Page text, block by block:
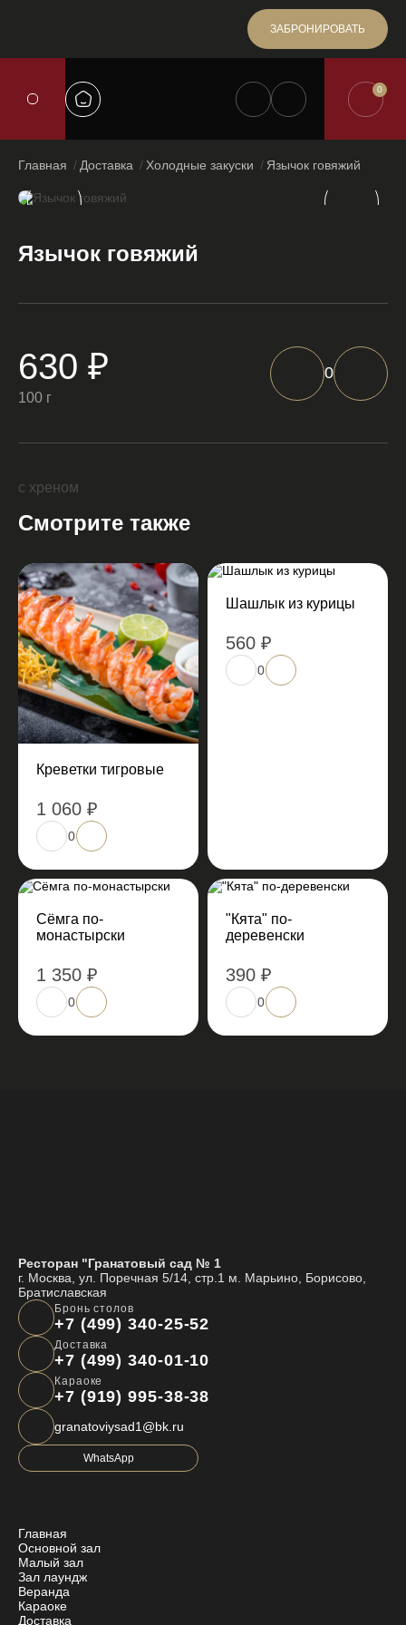
ЗАБРОНИРОВАТЬ
0
Главная Доставка Холодные закуски Язычок говяжий
Язычок говяжий
630 ₽
100 г
0
с хреном
Смотрите также
Креветки тигровые
1 060 ₽
0
Шашлык из курицы
560 ₽
0
Сёмга по-
монастырски
1 350 ₽
0
"Кята" по-
деревенски
390 ₽
0
Ресторан "Гранатовый сад № 1
г. Москва, ул. Поречная 5/14, стр.1 м. Марьино, Борисово,
Братиславская
Бронь столов
+7 (499) 340-25-52
Доставка
+7 (499) 340-01-10
Караоке
+7 (919) 995-38-38
granatoviysad1@bk.ru
WhatsApp
Главная
Основной зал
Малый зал
Зал лаундж
Веранда
Караоке
Доставка